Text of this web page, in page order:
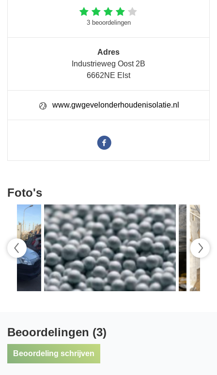
3 beoordelingen
Adres
Industrieweg Oost 2B
6662NE Elst
www.gwgevelonderhoudenisolatie.nl
Foto's
Beoordelingen (3)
Beoordeling schrijven